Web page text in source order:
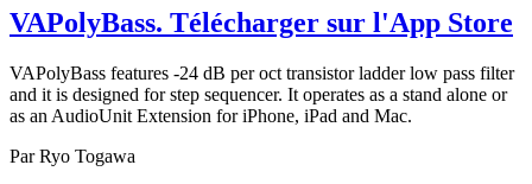
VAPolyBass. Télécharger sur l'App Store
VAPolyBass features -24 dB per oct transistor ladder low pass filter
and it is designed for step sequencer. It operates as a stand alone or
as an AudioUnit Extension for iPhone, iPad and Mac.
Par Ryo Togawa